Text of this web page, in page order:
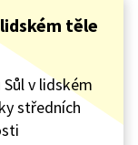
těle
v lidském
středních